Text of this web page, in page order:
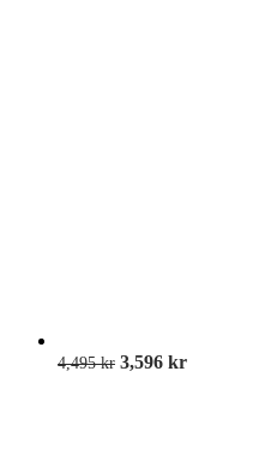
4,495kr 3,596 kr